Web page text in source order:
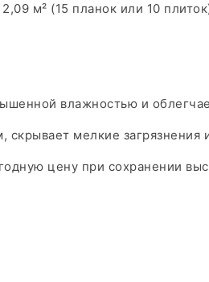
м² (15 планок или 10
влажностью и
мелкие загрязнения
цену при сохранении